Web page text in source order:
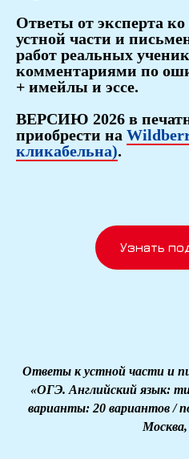
Ответы от эксперта
устной части и
работ реальных
комментариями по
+ имейлы и эссе.
ВЕРСИЮ 2026 в
приобрести на
кликабельна).
Узнать
Ответы к устной части и
«ОГЭ. Английский язык:
варианты: 20 вариантов /